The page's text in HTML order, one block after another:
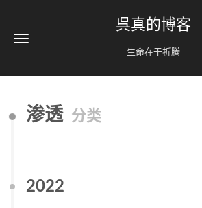
呉真的博客
生命在于折腾
渗透 分类
2022